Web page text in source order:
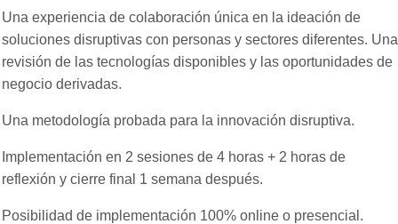
Una experiencia de colaboración única en la ideación de
soluciones disruptivas con personas y sectores diferentes. Una
revisión de las tecnologías disponibles y las oportunidades de
negocio derivadas.
Una metodología probada para la innovación disruptiva.
Implementación en 2 sesiones de 4 horas + 2 horas de
reflexión y cierre final 1 semana después.
Posibilidad de implementación 100% online o presencial.